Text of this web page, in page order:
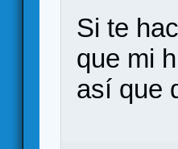
Si te
que mi
así que